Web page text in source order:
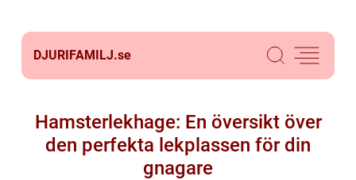
DJURIFAMILJ.se
Hamsterlekhage: En översikt över
den perfekta lekplassen för din
gnagare